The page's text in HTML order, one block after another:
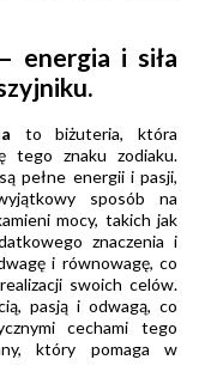
energia i siła
to biżuteria, która
tego znaku zodiaku.
pełne energii i pasji,
sposób na
mocy, takich jak
znaczenia i
i równowagę, co
swoich celów.
pasją i odwagą, co
cechami tego
który pomaga w